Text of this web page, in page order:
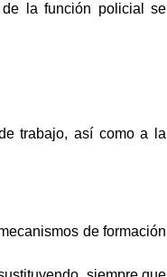
la función policial se
trabajo, así como a la
de formación